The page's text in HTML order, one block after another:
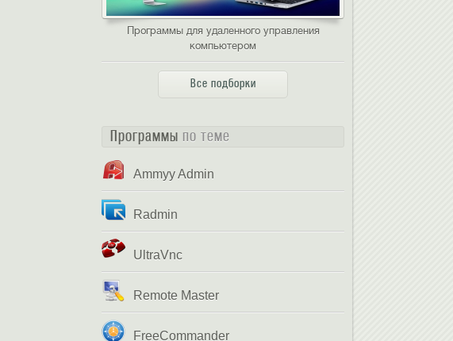
Программы для удаленного управления
компьютером
Все подборки
Программы по теме
Ammyy Admin
Radmin
UltraVnc
Remote Master
FreeCommander